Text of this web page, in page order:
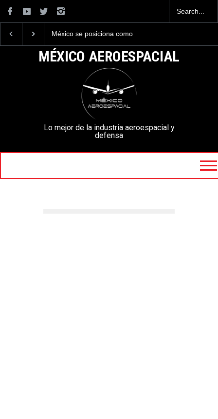
México se posiciona como
aeroespacial del mundo, al
superar los 13,600 millones
de dólares en exportaciones
la Armada de México
MÉXICO AEROESPACIAL
Lo mejor de la industria aeroespacial y
defensa